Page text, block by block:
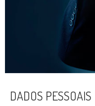
DADOS PESSOAIS